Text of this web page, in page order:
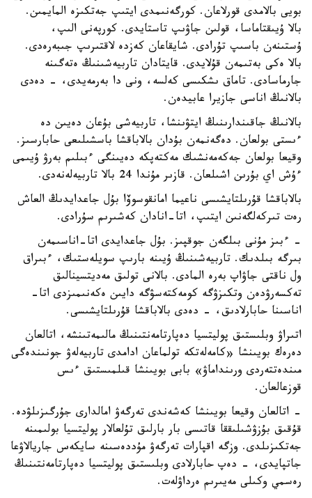
بويى بالامدى قورلاعان. كورگەنىمدى ايتىپ جەتكىزە المايمىن.
بالا ۇيىقتاماسا، قولىن جاۋىپ تاستايدى. كورپەنى الىپ،
ۇستىنەن باسىپ تۇرادى. شايقاعان كەزدە لاقتىرىپ جىبەرەدى.
بالا ەكى بەتىمەن قۇلايدى. قايتادان تاربيەشىنىڭ ەتەگىنە
جارماسادى. تاماق ىشكىسى كەلسە، ونى دا بەرمەيدى، - دەدى
بالانىڭ اناسى جازيرا عابيدەن.
بالانىڭ جاقىندارىنىڭ ايتۋىنشا، تاربيەشى بۇعان دەيىن دە
ءىستى بولعان. دەگەنمەن بۇدان بالاباقشا باسشىلىعى حابارسىز.
وقيعا بولعان جەكەمەنشىك مەكتەپكە دەيىنگى ءبىلىم بەرۋ ۇيىمى
ءۇش اي بۇرىن اشىلعان. قازىر مۇندا 24 بالا تاربيەلەنەدى.
بالاباقشا قۇرىلتايشىسى ناعيما امانقوسوۆا بۇل جاعدايدىڭ العاش
رەت تىركەلگەنىن ايتىپ، اتا-انادان كەشىرىم سۇرادى.
- ءبىز مۇنى بىلگەن جوقپىز. بۇل جاعدايدى اتا-اناسىمەن
بىرگە بىلدىك. تاربيەشىنىڭ ۇيىنە بارىپ سويلەستىك، ءبىراق
ول ناقتى جاۋاپ بەرە المادى. بالانى تولىق مەديتسينالىق
تەكسەرۋدەن وتكىزۋگە كومەكتەسۋگە دايىن ەكەنىمىزدى اتا-
اناسىنا حابارلادىق، - دەدى بالاباقشا قۇرىلتايشىسى.
اتىراۋ وبلىستىق پوليتسيا دەپارتامەنتىنىڭ مالىمەتىنشە، اتالعان
دەرەك بويىنشا «كامەلەتكە تولماعان ادامدى تاربيەلەۋ جونىندەگى
مىندەتتەردى ورىنداماۋ» بابى بويىنشا قىلمىستىق ءىس
قوزعالعان.
- اتالعان وقيعا بويىنشا كەشەندى تەرگەۋ امالدارى جۇرگىزىلۋدە.
قۇقىق بۇزۋشىلىققا قاتىسى بار بارلىق تۇلعالار پوليتسيا بولىمىنە
جەتكىزىلدى. وزگە اقپارات تەرگەۋ مۇددەسىنە سايكەس جاريالاۋعا
جاتپايدى، - دەپ حابارلادى وبلىستىق پوليتسيا دەپارتامەنتىنىڭ
رەسمي وكىلى مەيىرىم ەرداۋلەت.